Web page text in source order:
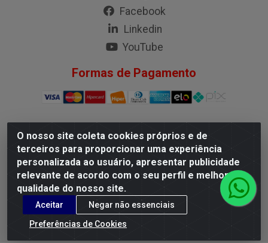
O nosso site coleta cookies próprios e de
terceiros para proporcionar uma experiência
personalizada ao usuário, apresentar publicidade
relevante de acordo com o seu perfil e melhorar a
qualidade do nosso site.
Aceitar
Negar não essenciais
Preferências de Cookies
Facebook
Linkedin
YouTube
Formas de Pagamento
G.M.I. Distribuidora LTDA - Rua Conselheiro Pena, 50 - Santa
Branca, Belo Horizonte/MG - CEP 31.710-150 - CNPJ
04.098.359/0001-02